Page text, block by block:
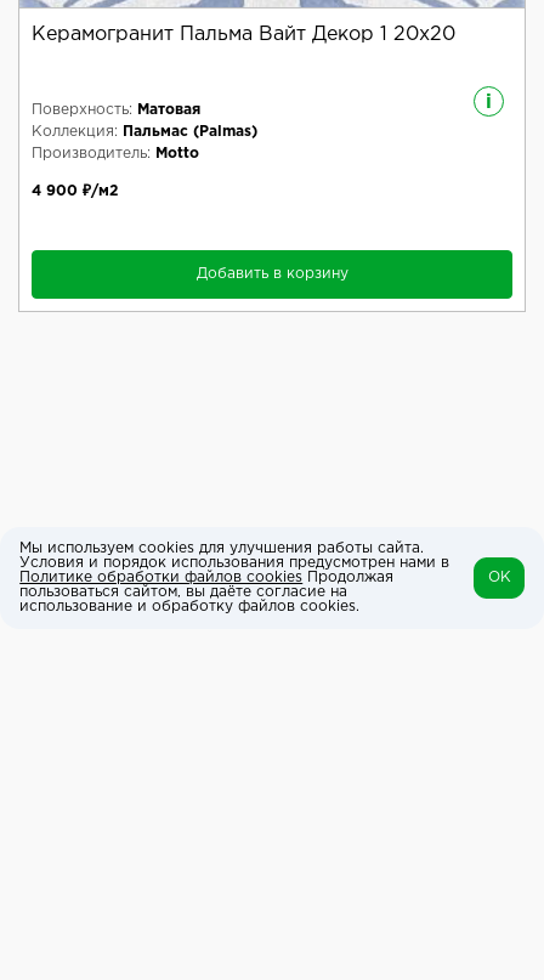
Керамогранит Пальма Вайт Декор 1 20x20
i
Поверхность:
Матовая
Коллекция:
Пальмас (Palmas)
Производитель:
Motto
4 900 ₽/м2
Добавить в корзину
Мы используем cookies для улучшения работы сайта.
Условия и порядок использования предусмотрен нами в
Политике обработки файлов cookies Продолжая
пользоваться сайтом, вы даёте согласие на
использование и обработку файлов cookies.
OK